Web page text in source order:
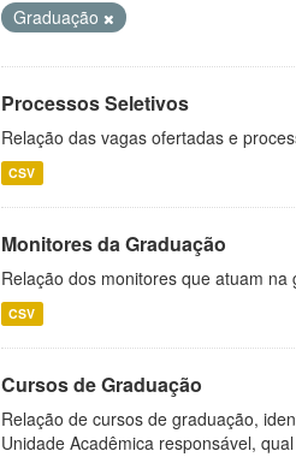
Graduação
Processos Seletivos
Relação das vagas ofertadas e
CSV
Monitores da Graduação
Relação dos monitores que atuam na
CSV
Cursos de Graduação
Relação de cursos de graduação,
Unidade Acadêmica responsável,